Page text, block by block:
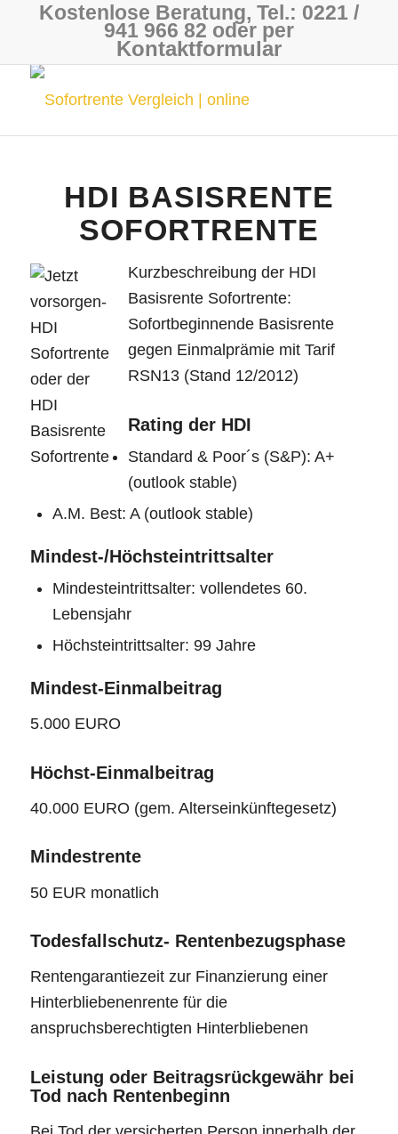
Kostenlose Beratung, Tel.: 0221 /
941 966 82 oder per
Kontaktformular
HDI BASISRENTE
SOFORTRENTE
Kurzbeschreibung der HDI
Basisrente Sofortrente:
Sofortbeginnende Basisrente
gegen Einmalprämie mit Tarif
RSN13 (Stand 12/2012)
Rating der HDI
Standard & Poor´s (S&P): A+
(outlook stable)
A.M. Best: A (outlook stable)
Mindest-/Höchsteintrittsalter
Mindesteintrittsalter: vollendetes 60.
Lebensjahr
Höchsteintrittsalter: 99 Jahre
Mindest-Einmalbeitrag
5.000 EURO
Höchst-Einmalbeitrag
40.000 EURO (gem. Alterseinkünftegesetz)
Mindestrente
50 EUR monatlich
Todesfallschutz- Rentenbezugsphase
Rentengarantiezeit zur Finanzierung einer
Hinterbliebenenrente für die
anspruchsberechtigten Hinterbliebenen
Leistung oder Beitragsrückgewähr bei
Tod nach Rentenbeginn